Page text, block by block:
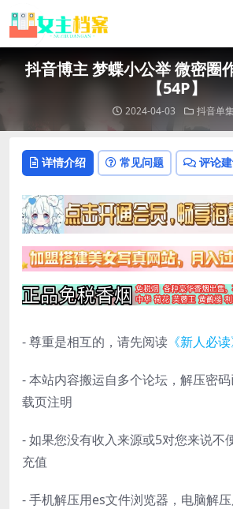
抖音博主 梦蝶小公举 微密圈
【54P】
2024-04-03 抖音单
详情介绍 常见问题 评论
- 尊重是相互的，请先阅读 《新人必读
- 本站内容搬运自多个论坛，解压密
载页注明
- 如果您没有收入来源或5对您来说不
充值
- 手机解压用es文件浏览器，电脑解